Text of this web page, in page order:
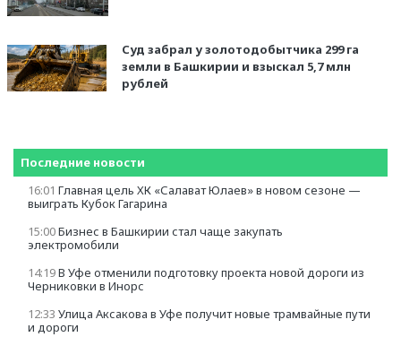
Суд забрал у золотодобытчика 299 га
земли в Башкирии и взыскал 5,7 млн
рублей
Последние новости
16:01 Главная цель ХК «Салават Юлаев» в новом сезоне —
выиграть Кубок Гагарина
15:00Бизнес в Башкирии стал чаще закупать
электромобили
14:19В Уфе отменили подготовку проекта новой дороги из
Черниковки в Инорс
12:33 Улица Аксакова в Уфе получит новые трамвайные пути
и дороги